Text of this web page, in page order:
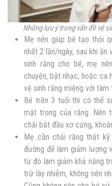
Những lưu ý trong vấn đề vệ
Mẹ nên giúp bé tạo thói
nhất 2 lần/ngày, sau khi
sinh răng cho bé, mẹ
chuyện, bật nhạc, hoặc ca
vệ sinh răng miệng với tâm
Bé trên 3 tuổi thì có thể
mặt trong của răng. Nên
chải bắt đầu xơ cứng,
Mẹ cần chải răng thật
đường để làm giảm lượng
từ đó làm giảm khả năng
trừ lây nhiễm, không nên